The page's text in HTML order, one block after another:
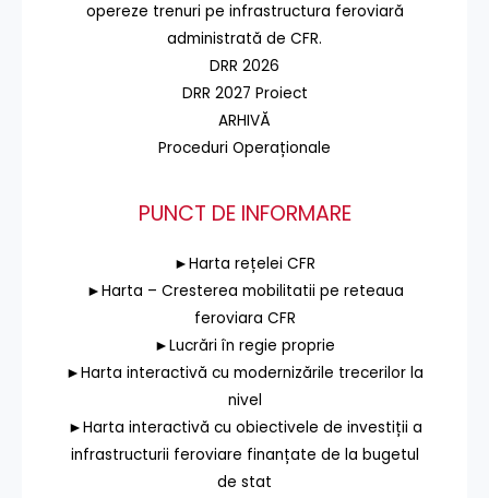
opereze trenuri pe infrastructura feroviară
administrată de CFR.
DRR 2026
DRR 2027 Proiect
ARHIVĂ
Proceduri Operaționale
PUNCT DE INFORMARE
►Harta rețelei CFR
►Harta – Cresterea mobilitatii pe reteaua
feroviara CFR
►Lucrări în regie proprie
►Harta interactivă cu modernizările trecerilor la
nivel
►Harta interactivă cu obiectivele de investiții a
infrastructurii feroviare finanțate de la bugetul
de stat